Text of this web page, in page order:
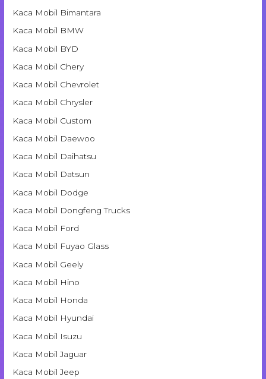
Kaca Mobil Bimantara
Kaca Mobil BMW
Kaca Mobil BYD
Kaca Mobil Chery
Kaca Mobil Chevrolet
Kaca Mobil Chrysler
Kaca Mobil Custom
Kaca Mobil Daewoo
Kaca Mobil Daihatsu
Kaca Mobil Datsun
Kaca Mobil Dodge
Kaca Mobil Dongfeng Trucks
Kaca Mobil Ford
Kaca Mobil Fuyao Glass
Kaca Mobil Geely
Kaca Mobil Hino
Kaca Mobil Honda
Kaca Mobil Hyundai
Kaca Mobil Isuzu
Kaca Mobil Jaguar
Kaca Mobil Jeep